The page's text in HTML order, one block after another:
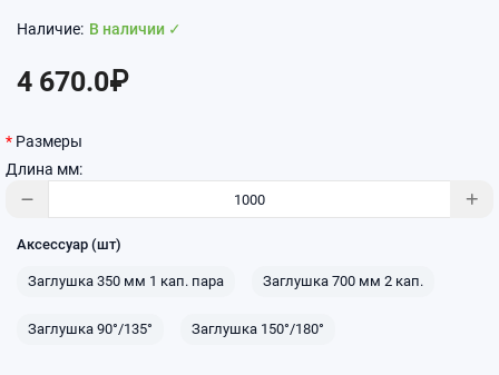
В наличии ✓
4 670.0₽
Размеры
Длина мм:
Аксессуар (шт)
Заглушка 350 мм 1 кап. пара Заглушка 700 мм 2 кап.
Заглушка 90°/135° Заглушка 150°/180°